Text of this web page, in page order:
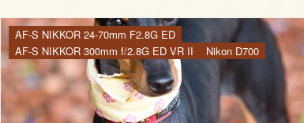
AF-S NIKKOR 24-70mm F2.8G ED
AF-S NIKKOR 300mm f/2.8G ED VR II
Nikon D700